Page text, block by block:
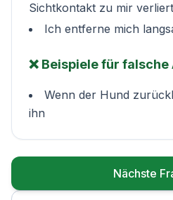
Sichtkontakt zu mir verliert
Ich entferne mich
❌ Beispiele für
Wenn der Hund
ihn
Nächste